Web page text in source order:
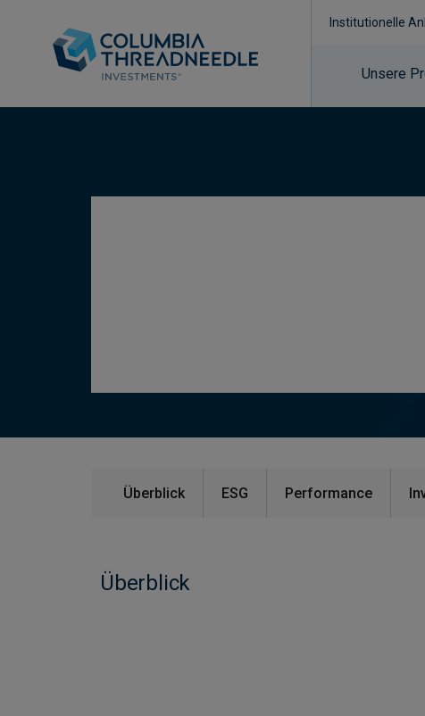
Institutionelle
Unsere
Überblick ESG Performance
Überblick